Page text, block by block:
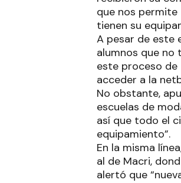
que nos
tienen su
A pesar de este
alumnos que no
este proceso de
acceder a la
No obstante,
escuelas de
así que todo el
equipamiento”.
En la misma
al de Macri,
alertó que